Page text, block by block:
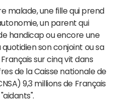
malade, une fille qui prend
un parent qui
handicap ou encore une
son conjoint ou sa
sur cinq vit dans
de la Caisse nationale de
9,3 millions de Français